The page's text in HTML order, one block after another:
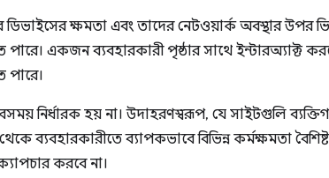
ডিভাইসের ক্ষমতা এবং তাদের নেটওয়ার্ক অবস্থার উপর
পারে। একজন ব্যবহারকারী পৃষ্ঠার সাথে ইন্টারঅ্যাক্ট
পারে।
নির্ধারক হয় না। উদাহরণস্বরূপ, যে সাইটগুলি
ব্যবহারকারীতে ব্যাপকভাবে বিভিন্ন কর্মক্ষমতা
করবে না।